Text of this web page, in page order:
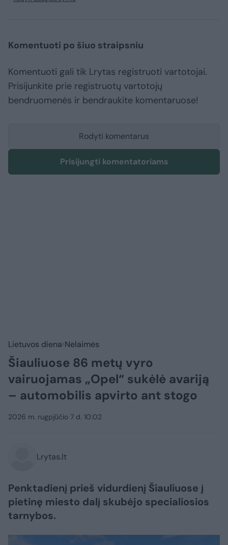
Komentuoti po šiuo straipsniu
Komentuoti gali tik Lrytas registruoti vartotojai.
Prisijunkite prie registruotų vartotojų
bendruomenės ir bendraukite komentaruose!
Rodyti komentarus
Prisijungti komentatoriams
Lietuvos diena Nelaimės
Šiauliuose 86 metų vyro
vairuojamas „Opel“ sukėlė avariją
– automobilis apvirto ant stogo
2026 m. rugpjūčio 7 d. 10:02
Lrytas.lt
Penktadienį prieš vidurdienį Šiauliuose į
pietinę miesto dalį skubėjo specialiosios
tarnybos.